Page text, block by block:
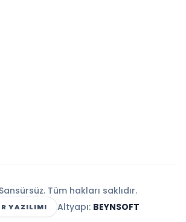
Tüm hakları saklıdır.
YAZILIMI Altyapı: BEYNSOFT